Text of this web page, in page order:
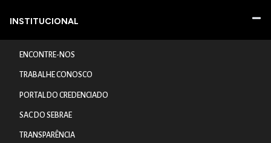
INSTITUCIONAL
ENCONTRE-NOS
TRABALHE CONOSCO
PORTAL DO CREDENCIADO
SAC DO SEBRAE
TRANSPARÊNCIA